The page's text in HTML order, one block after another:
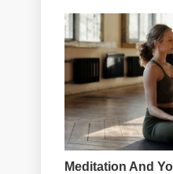
Meditation And